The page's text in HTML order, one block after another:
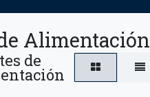
Alimentación
de